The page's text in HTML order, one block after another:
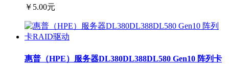
￥5.00元
惠普（HPE）服务器DL380DL388DL580 Gen10 阵列卡